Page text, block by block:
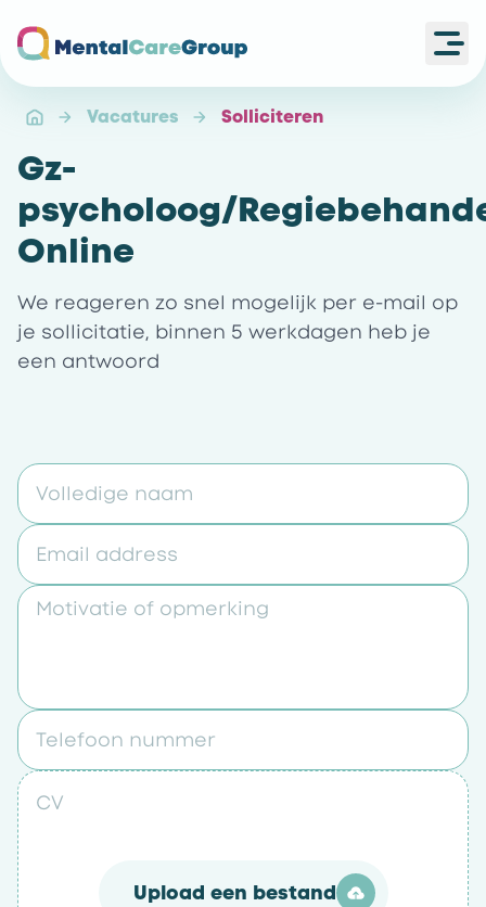
Vacatures Solliciteren
Gz-
psycholoog/
Online
We reageren zo snel mogelijk per e-mail op
je sollicitatie, binnen 5 werkdagen heb je
een antwoord
Volledige naam
Email address
Motivatie of opmerking
Telefoon nummer
CV
Upload een bestand